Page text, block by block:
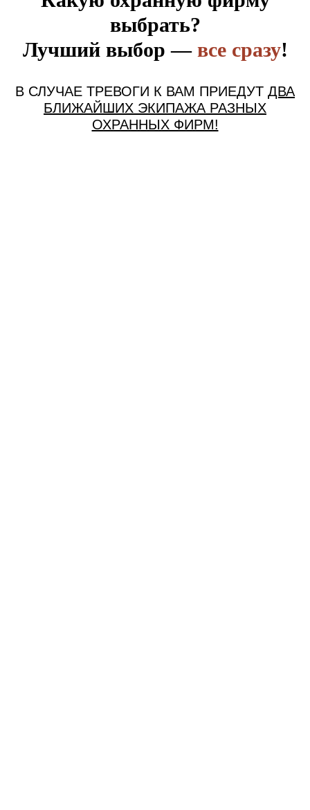
выбрать?
Лучший выбор — все сразу!
В СЛУЧАЕ ТРЕВОГИ К ВАМ ПРИЕДУТ ДВА
БЛИЖАЙШИХ ЭКИПАЖА РАЗНЫХ
ОХРАННЫХ ФИРМ!